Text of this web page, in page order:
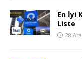
En İyi
Liste
28